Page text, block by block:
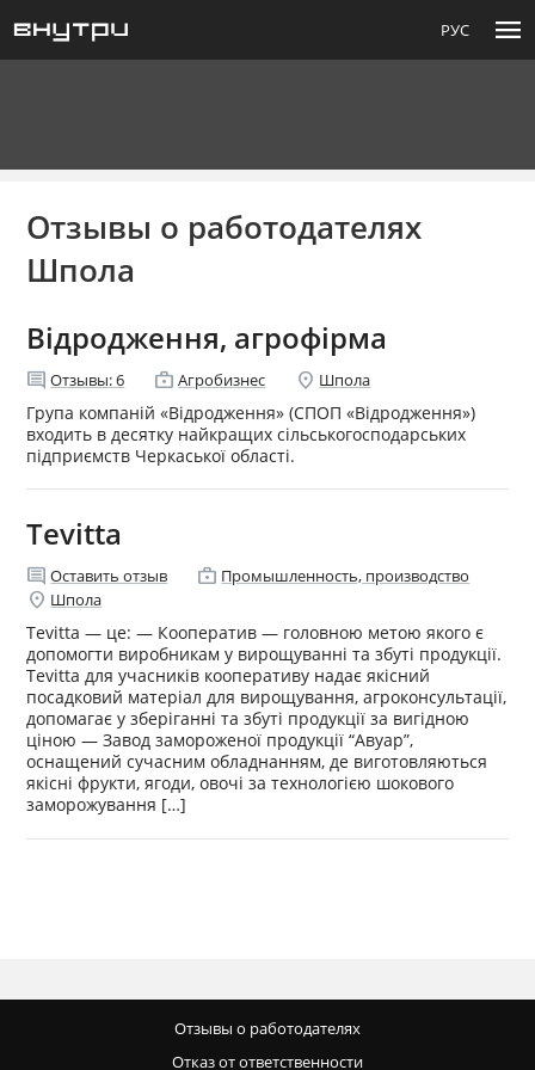
РУС menu
Отзывы о работодателях
Шпола
Відродження, агрофірма
comment Отзывы:6 enterprise Агробизнес location_on Шпола
Група компаній «Відродження» (СПОП «Відродження»)
входить в десятку найкращих сільськогосподарських
підприємств Черкаської області.
Tevitta
comment Оставить отзыв enterprise Промышленность, производство
location_on Шпола
Tevitta — це: — Кооператив — головною метою якого є
допомогти виробникам у вирощуванні та збуті продукції.
Tevitta для учасників кооперативу надає якісний
посадковий матеріал для вирощування, агроконсультації,
допомагає у зберіганні та збуті продукції за вигідною
ціною — Завод замороженої продукції “Авуар”,
оснащений сучасним обладнанням, де виготовляються
якісні фрукти, ягоди, овочі за технологією шокового
заморожування […]
Отзывы о работодателях
Отказ от ответственности